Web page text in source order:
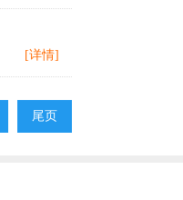
[详情]
尾页